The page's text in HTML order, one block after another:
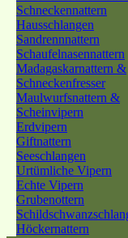
Schneckennattern
Hausschlangen
Sandrennnattern
Schaufelnasennattern
Madagaskarnattern &
Schneckenfresser
Maulwurfsnattern &
Scheinvipern
Erdvipern
Giftnattern
Seeschlangen
Urtümliche Vipern
Echte Vipern
Grubenottern
Höckernattern